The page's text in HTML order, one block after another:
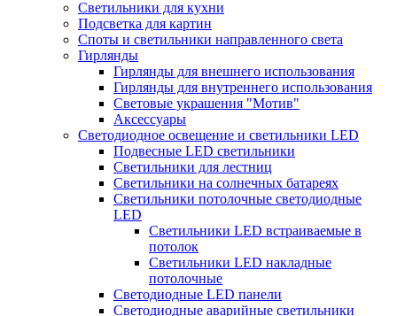
Светильники для кухни
Подсветка для картин
Споты и светильники направленного света
Гирлянды
Гирлянды для внешнего использования
Гирлянды для внутреннего использования
Световые украшения "Мотив"
Аксессуары
Светодиодное освещение и светильники LED
Подвесные LED светильники
Светильники для лестниц
Светильники на солнечных батареях
Светильники потолочные светодиодные
LED
Cветильники LED встраиваемые в
потолок
Светильники LED накладные
потолочные
Светодиодные LED панели
Светодиодные аварийные светильники